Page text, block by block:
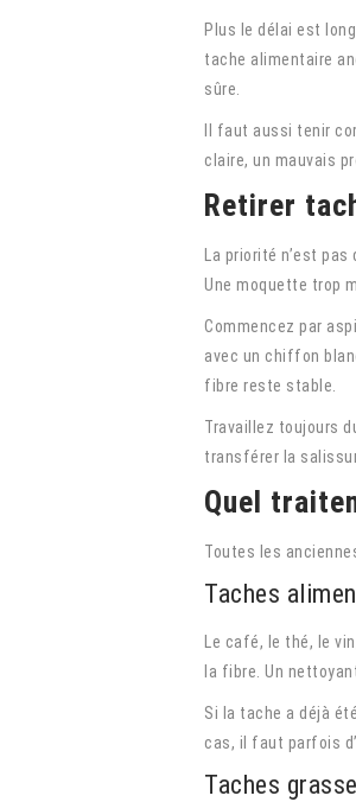
Plus le délai est
tache alimentaire
sûre.
Il faut aussi tenir
claire, un mauvais
Retirer
La priorité n’est
Une moquette trop
Commencez par
avec un chiffon
fibre reste stable.
Travaillez toujours
transférer la
Quel
Toutes les
Taches
Le café, le thé, le
la fibre. Un
Si la tache a déjà
cas, il faut parfois
Taches